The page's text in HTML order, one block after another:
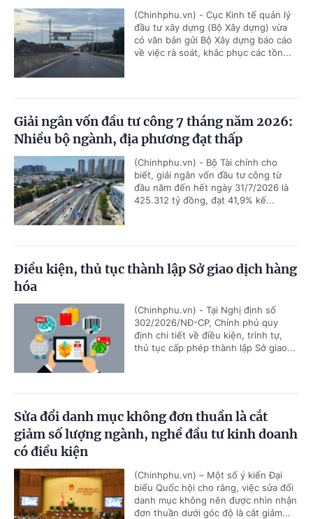
(Chinhphu.vn) - Cục Kinh tế quản lý
đầu tư xây dựng (Bộ Xây dựng) vừa
có văn bản gửi Bộ Xây dựng báo cáo
về việc rà soát, khắc phục các tồn...
Giải ngân vốn đầu tư công 7 tháng năm 2026:
Nhiều bộ ngành, địa phương đạt thấp
(Chinhphu.vn) - Bộ Tài chính cho
biết, giải ngân vốn đầu tư công từ
đầu năm đến hết ngày 31/7/2026 là
425.312 tỷ đồng, đạt 41,9% kế...
Điều kiện, thủ tục thành lập Sở giao dịch hàng
hóa
(Chinhphu.vn) - Tại Nghị định số
302/2026/NĐ-CP, Chính phủ quy
định chi tiết về điều kiện, trình tự,
thủ tục cấp phép thành lập Sở giao...
Sửa đổi danh mục không đơn thuần là cắt
giảm số lượng ngành, nghề đầu tư kinh doanh
có điều kiện
(Chinhphu.vn) – Một số ý kiến Đại
biểu Quốc hội cho rằng, việc sửa đổi
danh mục không nên được nhìn nhận
đơn thuần dưới góc độ là cắt giảm...